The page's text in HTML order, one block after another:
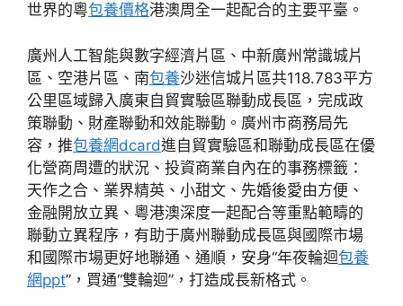
世界的粵包養價格港澳周全一起配合的主要平臺。
廣州人工智能與數字經濟片區、中新廣州常識城片
區、空港片區、南包養沙迷信城片區共118.783平方
公里區域歸入廣東自貿實驗區聯動成長區，完成政
策聯動、財產聯動和效能聯動。廣州市商務局先
容，推包養網dcard進自貿實驗區和聯動成長區在優
化營商周遭的狀況、投資商業自內在的事務標籤：
天作之合、業界精英、小甜文、先婚後愛由方便、
金融開放立異、粵港澳深度一起配合等重點範疇的
聯動立異程序，有助于廣州聯動成長區與國際市場
和國際市場更好地聯通、通順，安身“年夜輪迴包養
網ppt”，買通“雙輪迴”，打造成長新格式。